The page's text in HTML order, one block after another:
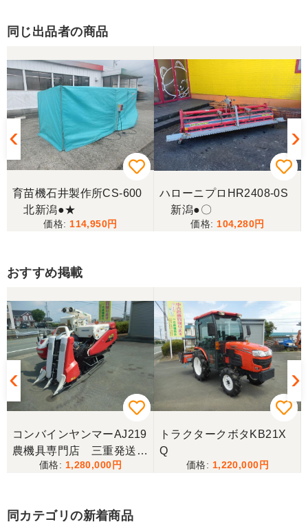
同じ出品者の商品
育苗機石井製作所CS-600
北新潟●★
114,950
ハローニプロHR2408-0S
新潟●〇
104,280
おすすめ掲載
コンバインヤンマーAJ219
農機具専門店 三重発送整
備済み
1,280,000
トラクタークボタKB21X
Q
1,220,000
同カテゴリの新着商品